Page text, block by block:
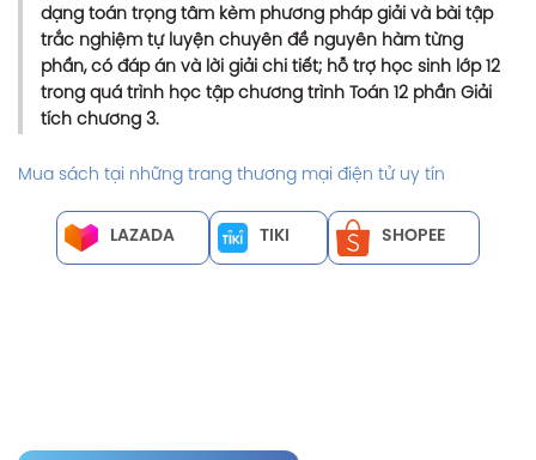
dạng toán trọng tâm kèm phương pháp giải và bài tập
trắc nghiệm tự luyện chuyên đề nguyên hàm từng
phần, có đáp án và lời giải chi tiết; hỗ trợ học sinh lớp 12
trong quá trình học tập chương trình Toán 12 phần Giải
tích chương 3.
Mua sách tại những trang thương mại điện tử uy tín
LAZADA TIKI SHOPEE